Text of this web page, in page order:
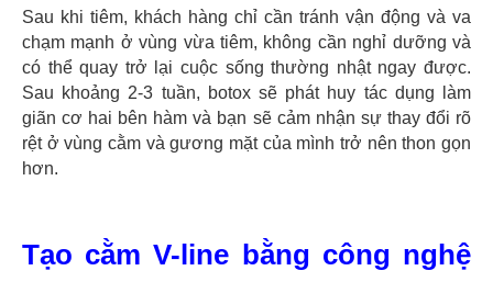
Sau khi tiêm, khách hàng chỉ cần tránh vận động và va
chạm mạnh ở vùng vừa tiêm, không cần nghỉ dưỡng và
có thể quay trở lại cuộc sống thường nhật ngay được.
Sau khoảng 2-3 tuần, botox sẽ phát huy tác dụng làm
giãn cơ hai bên hàm và bạn sẽ cảm nhận sự thay đổi rõ
rệt ở vùng cằm và gương mặt của mình trở nên thon gọn
hơn.
Tạo cằm V-line bằng công nghệ